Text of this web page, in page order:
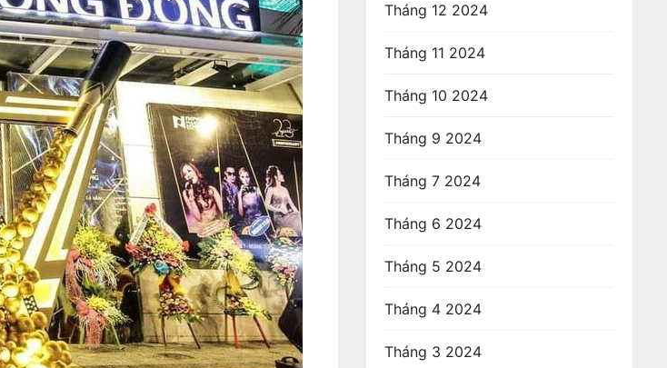
Tháng 12 2024
Tháng 11 2024
Tháng 10 2024
Tháng 9 2024
Tháng 7 2024
Tháng 6 2024
Tháng 5 2024
Tháng 4 2024
Tháng 3 2024